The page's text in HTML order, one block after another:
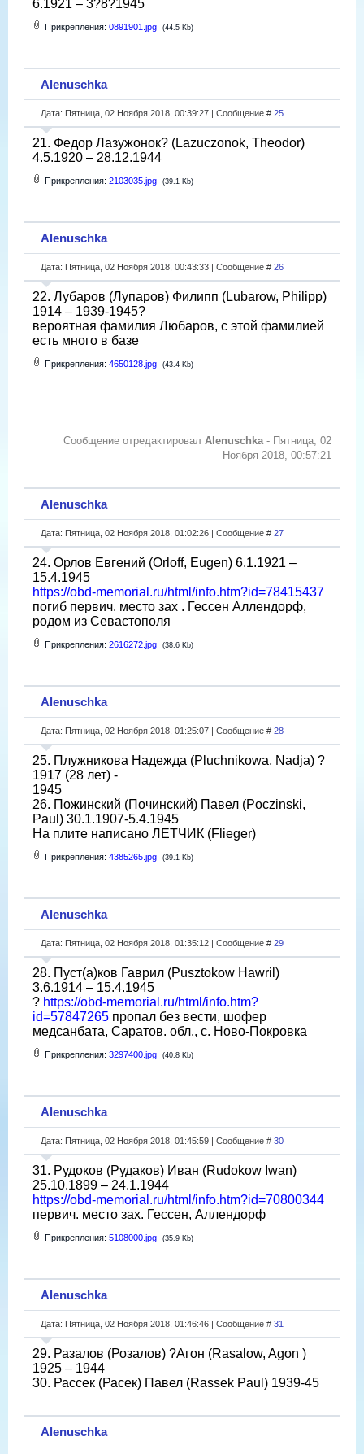
6.1921 – 3?8?1945
Прикрепления: 0891901.jpg (44.5 Kb)
Alenuschka
Дата: Пятница, 02 Ноября 2018, 00:39:27 | Сообщение # 25
21. Федор Лазужонок? (Lazuczonok, Theodor)
4.5.1920 – 28.12.1944
Прикрепления: 2103035.jpg (39.1 Kb)
Alenuschka
Дата: Пятница, 02 Ноября 2018, 00:43:33 | Сообщение # 26
22. Лубаров (Лупаров) Филипп (Lubarow, Philipp)
1914 – 1939-1945?
вероятная фамилия Любаров, с этой фамилией
есть много в базе
Прикрепления: 4650128.jpg (43.4 Kb)
Сообщение отредактировал Alenuschka - Пятница, 02
Ноября 2018, 00:57:21
Alenuschka
Дата: Пятница, 02 Ноября 2018, 01:02:26 | Сообщение # 27
24. Орлов Евгений (Orloff, Eugen) 6.1.1921 –
15.4.1945
https://obd-memorial.ru/html/info.htm?id=78415437
погиб первич. место зах . Гессен Аллендорф,
родом из Севастополя
Прикрепления: 2616272.jpg (38.6 Kb)
Alenuschka
Дата: Пятница, 02 Ноября 2018, 01:25:07 | Сообщение # 28
25. Плужникова Надежда (Pluchnikowa, Nadja) ?
1917 (28 лет) -
1945
26. Пожинский (Починский) Павел (Poczinski,
Paul) 30.1.1907-5.4.1945
На плите написано ЛЕТЧИК (Flieger)
Прикрепления: 4385265.jpg (39.1 Kb)
Alenuschka
Дата: Пятница, 02 Ноября 2018, 01:35:12 | Сообщение # 29
28. Пуст(а)ков Гаврил (Pusztokow Hawril)
3.6.1914 – 15.4.1945
? https://obd-memorial.ru/html/info.htm?
id=57847265 пропал без вести, шофер
медсанбата, Саратов. обл., с. Ново-Покровка
Прикрепления: 3297400.jpg (40.8 Kb)
Alenuschka
Дата: Пятница, 02 Ноября 2018, 01:45:59 | Сообщение # 30
31. Рудоков (Рудаков) Иван (Rudokow Iwan)
25.10.1899 – 24.1.1944
https://obd-memorial.ru/html/info.htm?id=70800344
первич. место зах. Гессен, Аллендорф
Прикрепления: 5108000.jpg (35.9 Kb)
Alenuschka
Дата: Пятница, 02 Ноября 2018, 01:46:46 | Сообщение # 31
29. Разалов (Розалов) ?Агон (Rasalow, Agon )
1925 – 1944
30. Рассек (Расек) Павел (Rassek Paul) 1939-45
Alenuschka